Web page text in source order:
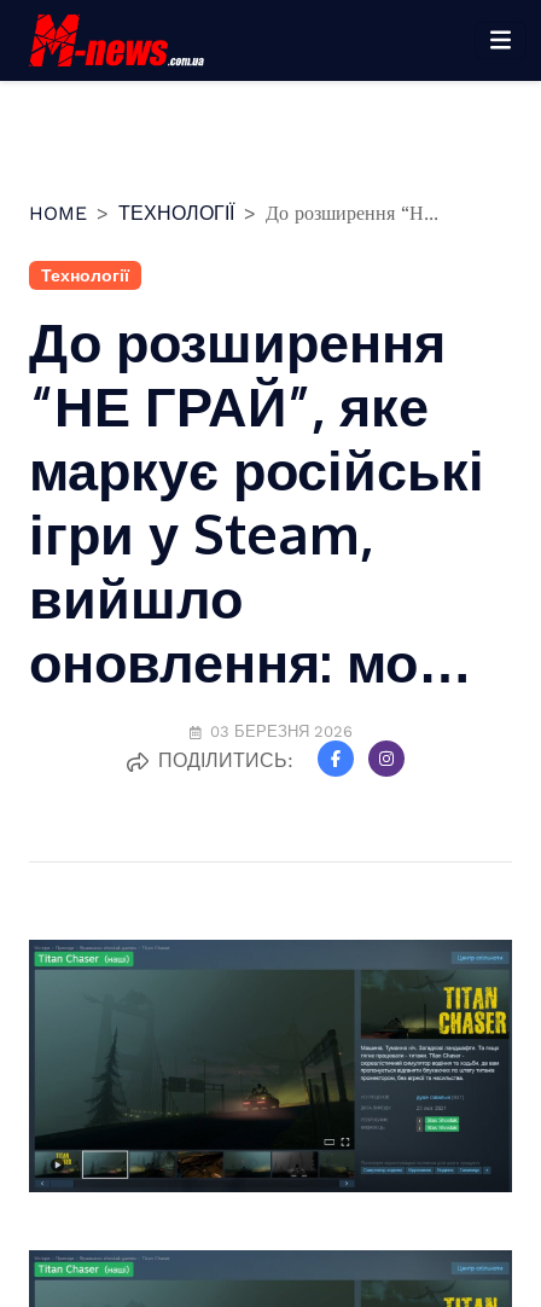
Перейти
вмісту
HOME ТЕХНОЛОГІЇ До розширення “Н...
Технології
До розширення
“НЕ ГРАЙ”, яке
маркує російські
ігри у Steam,
вийшло
оновлення: мо…
03 БЕРЕЗНЯ 2026
ПОДІЛИТИСЬ: